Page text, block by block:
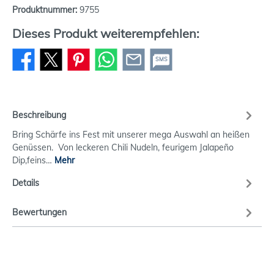
Produktnummer: 9755
Dieses Produkt weiterempfehlen:
SMS
Beschreibung
Bring Schärfe ins Fest mit unserer mega Auswahl an heißen
Genüssen. Von leckeren Chili Nudeln, feurigem Jalapeño
Dip,feins… Mehr
Details
Bewertungen